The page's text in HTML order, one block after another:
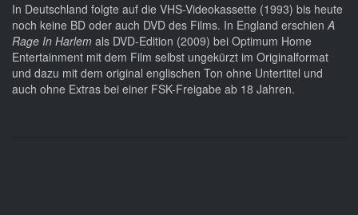
In Deutschland folgte auf die VHS-Videokassette (1993) bis heute
noch keine BD oder auch DVD des Films. In England erschienA
Rage In Harlem als DVD-Edition (2009) bei Optimum Home
Entertainment mit dem Film selbst ungekürzt im Originalformat
und dazu mit dem original englischen Ton ohne Untertitel und
auch ohne Extras bei einer FSK-Freigabe ab 18 Jahren.